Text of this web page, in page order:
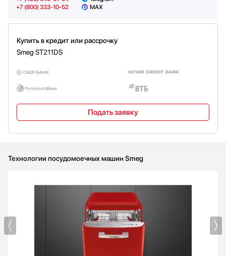
водой до 35%
(приобретается отдельно)
см, высота прибора от 82 до 89 см
Потребление энергии [на 100
циклов, тестовая программа ECO]:
84 кВт / ч
Номинальная мощность: 1900 Вт
Тип дверцы: гальванизированный
Уровни отложенного старта: 3, 6 и 9
часов
+7 (800) 333-10-52
MAX
Купить в кредит или рассрочку
Smeg ST211DS
Подать заявку
Технологии посудомоечных машин Smeg